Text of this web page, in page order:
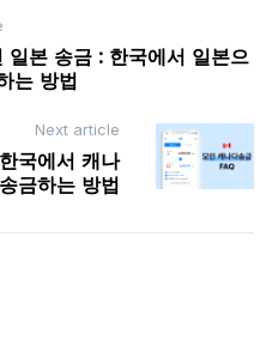
일본 송금 : 한국에서 일본으
는 방법
Next article
국에서 캐나
금하는 방법